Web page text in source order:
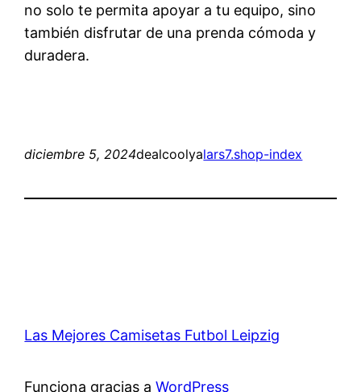
no solo te permita apoyar a tu equipo, sino
también disfrutar de una prenda cómoda y
duradera.
diciembre 5, 2024dealcoolyalars7.shop-index
Las Mejores Camisetas Futbol Leipzig
Funciona gracias aWordPress